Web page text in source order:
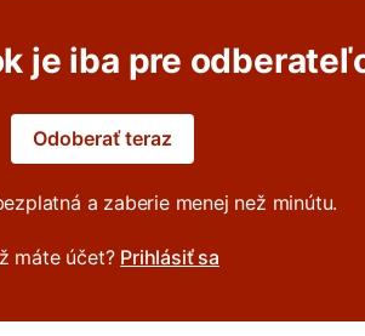
je iba pre
Odoberať teraz
a zaberie menej než minútu.
máte účet? Prihlásiť sa